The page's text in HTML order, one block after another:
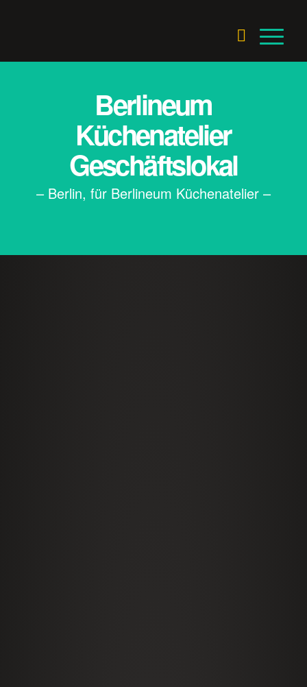
Berlineum
Küchenatelier
Geschäftslokal
– Berlin, für Berlineum Küchenatelier –